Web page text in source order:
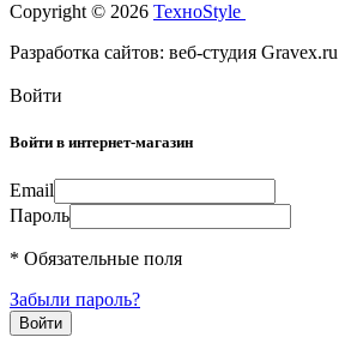
Copyright © 2026 TexноStyle
Разработка сайтов: веб-студия Gravex.ru
Войти
Войти в интернет-магазин
Email
Пароль
* Обязательные поля
Забыли пароль?